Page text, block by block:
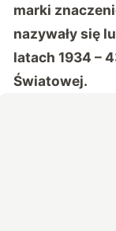
marki
nazywały się
latach 1934 –
Światowej.